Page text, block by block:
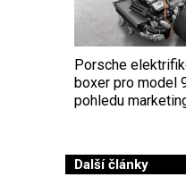
Porsche
boxer pro model
pohledu
Další články